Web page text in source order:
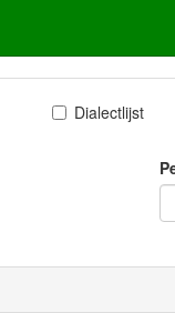
Dialectlijst